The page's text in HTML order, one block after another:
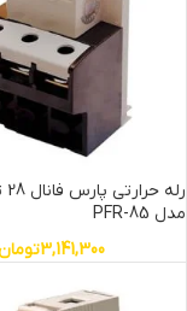
مدل PFR-85
3,141,300